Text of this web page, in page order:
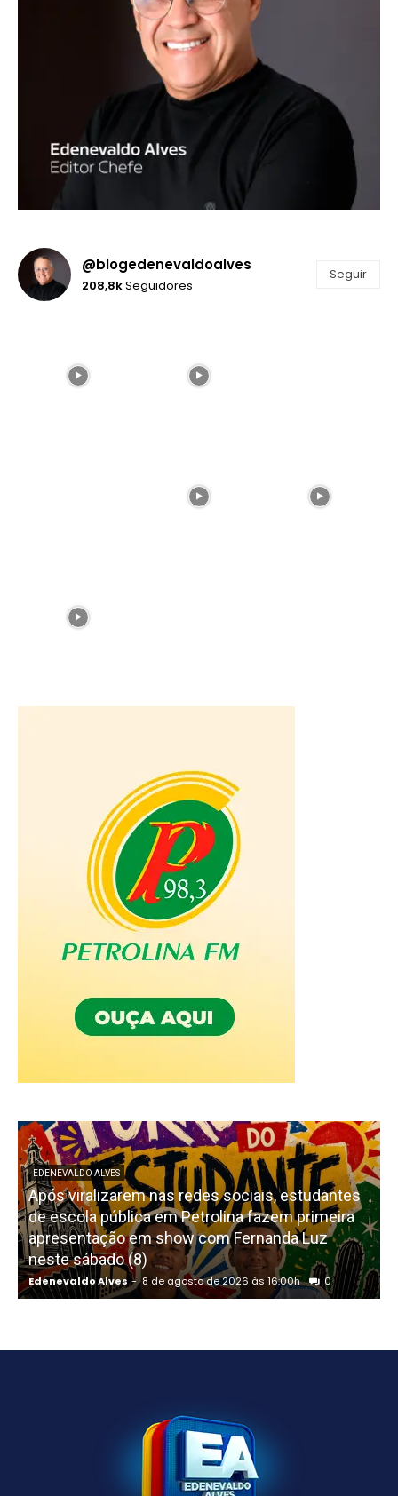
@blogedenevaldoalves
208,8kSeguidores
Seguir
EDENEVALDO ALVES
Após viralizarem nas redes sociais, estudantes
de escola pública em Petrolina fazem primeira
apresentação em show com Fernanda Luz
neste sábado (8)
Edenevaldo Alves - 8 de agosto de 2026 às 16:00h 0